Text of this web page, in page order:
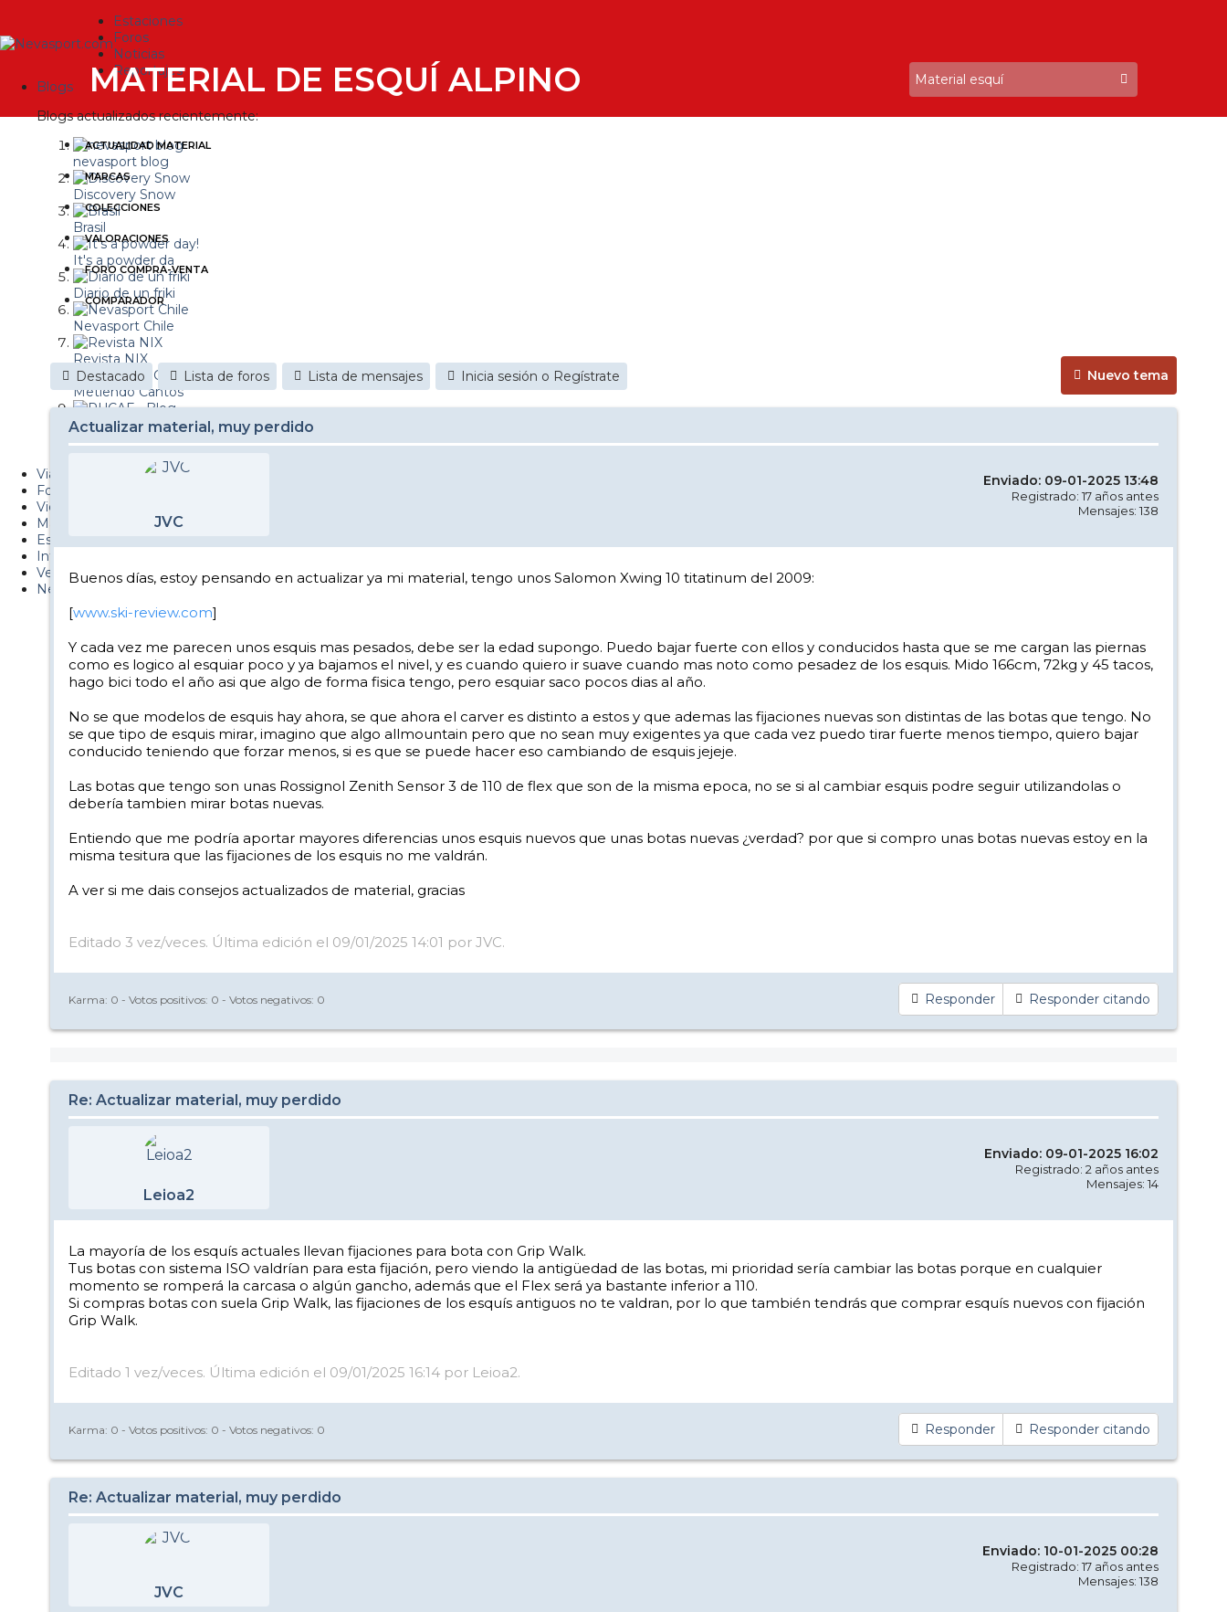
Estaciones
Foros
Noticias
Reportajes
Blogs
Blogs actualizados recientemente:
nevasport blog
Discovery Snow
Brasil
It's a powder da
Diario de un friki
Nevasport Chile
Revista NIX
Metiendo Cantos
PUCAF - Blog
Esquiaryviajar.com
Viajes
Fotos
Videos
Material
Esquí Pro
Infonieve
Verano
Nevalog
MATERIAL DE ESQUÍ ALPINO
ACTUALIDAD MATERIAL
MARCAS
COLECCIONES
VALORACIONES
FORO COMPRA-VENTA
COMPARADOR
Nuevo tema
Destacado Lista de foros Lista de mensajes Inicia sesión o Regístrate
Actualizar material, muy perdido
JVC
Enviado: 09-01-2025 13:48
Registrado: 17 años antes
Mensajes: 138
Buenos días, estoy pensando en actualizar ya mi material, tengo unos Salomon Xwing 10 titatinum del 2009:
[www.ski-review.com]
Y cada vez me parecen unos esquis mas pesados, debe ser la edad supongo. Puedo bajar fuerte con ellos y conducidos hasta que se me cargan las piernas
como es logico al esquiar poco y ya bajamos el nivel, y es cuando quiero ir suave cuando mas noto como pesadez de los esquis. Mido 166cm, 72kg y 45 tacos,
hago bici todo el año asi que algo de forma fisica tengo, pero esquiar saco pocos dias al año.
No se que modelos de esquis hay ahora, se que ahora el carver es distinto a estos y que ademas las fijaciones nuevas son distintas de las botas que tengo. No
se que tipo de esquis mirar, imagino que algo allmountain pero que no sean muy exigentes ya que cada vez puedo tirar fuerte menos tiempo, quiero bajar
conducido teniendo que forzar menos, si es que se puede hacer eso cambiando de esquis jejeje.
Las botas que tengo son unas Rossignol Zenith Sensor 3 de 110 de flex que son de la misma epoca, no se si al cambiar esquis podre seguir utilizandolas o
debería tambien mirar botas nuevas.
Entiendo que me podría aportar mayores diferencias unos esquis nuevos que unas botas nuevas ¿verdad? por que si compro unas botas nuevas estoy en la
misma tesitura que las fijaciones de los esquis no me valdrán.
A ver si me dais consejos actualizados de material, gracias
Editado 3 vez/veces. Última edición el 09/01/2025 14:01 por JVC.
Responder Responder citando
Karma: 0 - Votos positivos: 0 - Votos negativos: 0
Re: Actualizar material, muy perdido
Leioa2
Enviado: 09-01-2025 16:02
Registrado: 2 años antes
Mensajes: 14
La mayoría de los esquís actuales llevan fijaciones para bota con Grip Walk.
Tus botas con sistema ISO valdrían para esta fijación, pero viendo la antigüedad de las botas, mi prioridad sería cambiar las botas porque en cualquier
momento se romperá la carcasa o algún gancho, además que el Flex será ya bastante inferior a 110.
Si compras botas con suela Grip Walk, las fijaciones de los esquís antiguos no te valdran, por lo que también tendrás que comprar esquís nuevos con fijación
Grip Walk.
Editado 1 vez/veces. Última edición el 09/01/2025 16:14 por Leioa2.
Responder Responder citando
Karma: 0 - Votos positivos: 0 - Votos negativos: 0
Re: Actualizar material, muy perdido
JVC
Enviado: 10-01-2025 00:28
Registrado: 17 años antes
Mensajes: 138